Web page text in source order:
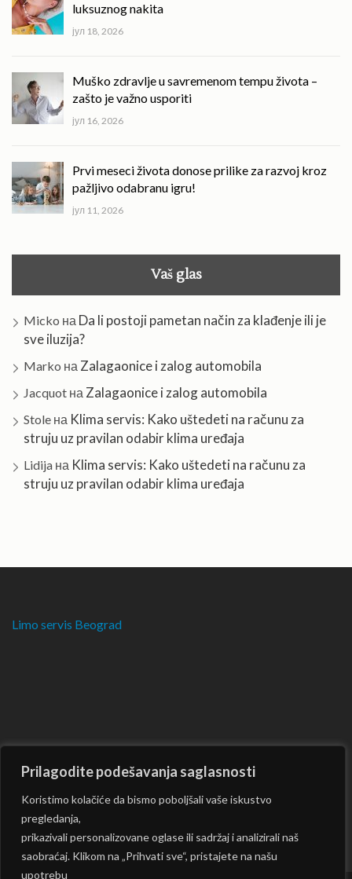
Prilagodite podešavanja saglasnosti
Koristimo kolačiće da bismo poboljšali vaše iskustvo
pregledanja,
prikazivali personalizovane oglase ili sadržaj i analizirali naš
saobraćaj. Klikom na „Prihvati sve“, pristajete na našu
upotrebu
luksuznog nakita
јул 18, 2026
Muško zdravlje u savremenom tempu života –
zašto je važno usporiti
јул 16, 2026
Prvi meseci života donose prilike za razvoj kroz
pažljivo odabranu igru!
јул 11, 2026
Vaš glas
Micko на Da li postoji pametan način za klađenje ili je
sve iluzija?
Marko на Zalagaonice i zalog automobila
Jacquot на Zalagaonice i zalog automobila
Stole на Klima servis: Kako uštedeti na računu za
struju uz pravilan odabir klima uređaja
Lidija на Klima servis: Kako uštedeti na računu za
struju uz pravilan odabir klima uređaja
Limo servis Beograd